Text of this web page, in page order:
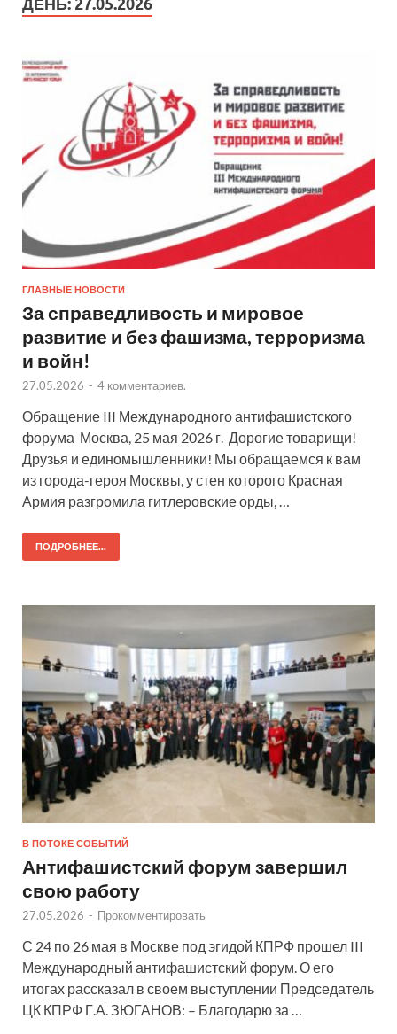
ДЕНЬ:27.05.2026
ГЛАВНЫЕ НОВОСТИ
За справедливость и мировое
развитие и без фашизма, терроризма
и войн!
27.05.2026 - 4 комментариев.
Обращение III Международного антифашистского
форума Москва, 25 мая 2026 г. Дорогие товарищи!
Друзья и единомышленники! Мы обращаемся к вам
из города-героя Москвы, у стен которого Красная
Армия разгромила гитлеровские орды, …
ПОДРОБНЕЕ...
В ПОТОКЕ СОБЫТИЙ
Антифашистский форум завершил
свою работу
27.05.2026 - Прокомментировать
С 24 по 26 мая в Москве под эгидой КПРФ прошел III
Международный антифашистский форум. О его
итогах рассказал в своем выступлении Председатель
ЦК КПРФ Г.А. ЗЮГАНОВ: – Благодарю за …